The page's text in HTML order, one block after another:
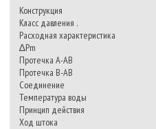
Конструкция
Класс давления .
Расходная характеристика
∆Pm
Протечка A-AB
Протечка B-AB
Соединение
Температура воды
Принцип действия
Ход штока